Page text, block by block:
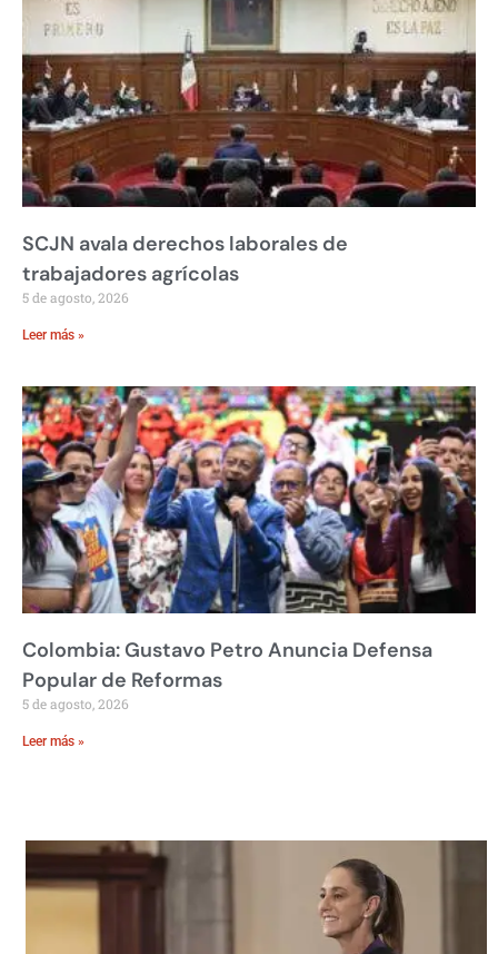
SCJN avala derechos laborales de
trabajadores agrícolas
5 de agosto, 2026
Leer más »
Colombia: Gustavo Petro Anuncia Defensa
Popular de Reformas
5 de agosto, 2026
Leer más »